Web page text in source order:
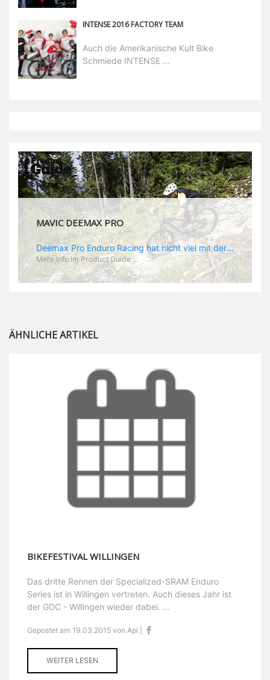
INTENSE 2016 FACTORY TEAM
Auch die Amerikanische Kult Bike
Schmiede INTENSE ...
MAVIC DEEMAX PRO
Deemax Pro Enduro Racing hat nicht viel mit der gemütlichen Trail Runde nach Feierabend zu tun. Im Racing zählt jede Sekunde und da wird hart geballert. Dementsprechend hoch sind die Belastungen und die Anforderungen an ein spezielles Enduro Laufrad. „Deemax“ als Grundlage ist ein guter Ausgangspunkt. Zusammen mit Sam Hill hat Mavic das „Deemax Pro“ entwickelt, das genau den Anforderungen gerecht wird, die es bedarf, um ein EWS Rennen zu gewinnen (dass es wirklich funktioniert hat Sam ja bereits bewiesen). Was also zeichnet den neuen Laufradsatz aus? - optimales Verhältnis aus Gewicht und Stabilität - neue „Zycral“ Speichen aus einer speziellen Legierung, die besonders gutes „Feedback“ gibt - „Fore Drill“: dieser Begriff steht für Mavics Nippel: die besitzen einen größeren Durchmesser, als normal und die Gewinde in der Speiche werden von innen gebohrt, was der Felgenstruktur eine höhere Stabilität verleihen soll. Das Ergebnis: eine leichtere Felge, die Kräfte besser aufnehmen und absorbieren kann - speziell angepasste Felgenbreite. Im Enduroeinsatz kommen hinten meist Reifen zum Einsatz, die auf gutes Rollen optimiert sind während vorn die griffigeren Profile montiert werden. Demzufolge spart Mavic am Hinterrad Material und Gewicht, indem man eine 25 mm Felge verbaut während vorn, wie am DH Laufrad, eine 28 mm Felge zum Einsatz kommt. „Race Tundes Rim Width“ nennt Mavic das. - natürlich sind auch die „Deemax Pro“ UST, also perfekt für den Tubeless Einsatz geeignet.
Mehr Info im Product Guide ...
ÄHNLICHE ARTIKEL
BIKEFESTIVAL WILLINGEN
Das dritte Rennen der Specialized-SRAM Enduro
Series ist in Willingen vertreten. Auch dieses Jahr ist
der GDC - Willingen wieder dabei. ...
Gepostet am 19.03.2015 von Api |
WEITER LESEN